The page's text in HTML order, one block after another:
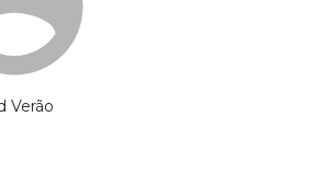
Verão